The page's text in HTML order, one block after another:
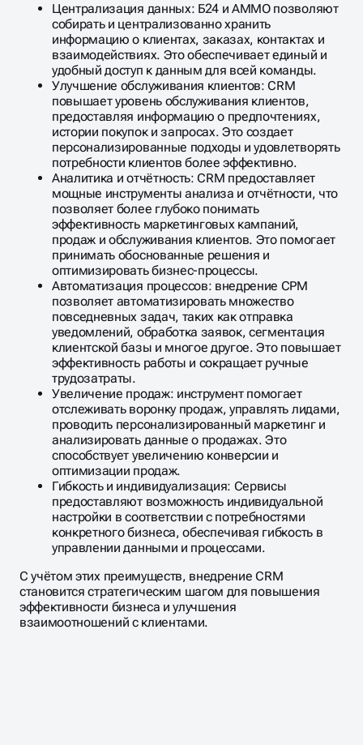
Централизация данных: Б24 и АММО позволяют
собирать и централизованно хранить
информацию о клиентах, заказах, контактах и
взаимодействиях. Это обеспечивает единый и
удобный доступ к данным для всей команды.
Улучшение обслуживания клиентов: CRM
повышает уровень обслуживания клиентов,
предоставляя информацию о предпочтениях,
истории покупок и запросах. Это создает
персонализированные подходы и удовлетворять
потребности клиентов более эффективно.
Аналитика и отчётность: CRM предоставляет
мощные инструменты анализа и отчётности, что
позволяет более глубоко понимать
эффективность маркетинговых кампаний,
продаж и обслуживания клиентов. Это помогает
принимать обоснованные решения и
оптимизировать бизнес-процессы.
Автоматизация процессов: внедрение СРМ
позволяет автоматизировать множество
повседневных задач, таких как отправка
уведомлений, обработка заявок, сегментация
клиентской базы и многое другое. Это повышает
эффективность работы и сокращает ручные
трудозатраты.
Увеличение продаж: инструмент помогает
отслеживать воронку продаж, управлять лидами,
проводить персонализированный маркетинг и
анализировать данные о продажах. Это
способствует увеличению конверсии и
оптимизации продаж.
Гибкость и индивидуализация: Сервисы
предоставляют возможность индивидуальной
настройки в соответствии с потребностями
конкретного бизнеса, обеспечивая гибкость в
управлении данными и процессами.
С учётом этих преимуществ, внедрение CRM
становится стратегическим шагом для повышения
эффективности бизнеса и улучшения
взаимоотношений с клиентами.